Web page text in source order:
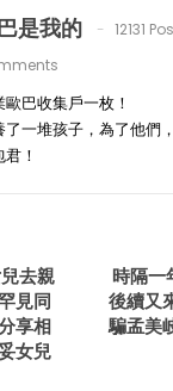
是我的 12131
歐巴收集戶一枚！
了一堆孩子，為了他們
！
去親
見同
享相
女兒
時隔一
後續又
騙孟美